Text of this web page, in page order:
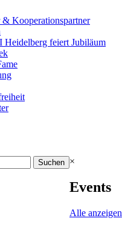
& Kooperationspartner
Heidelberg feiert Jubiläum
×
Events
Alle anzeigen